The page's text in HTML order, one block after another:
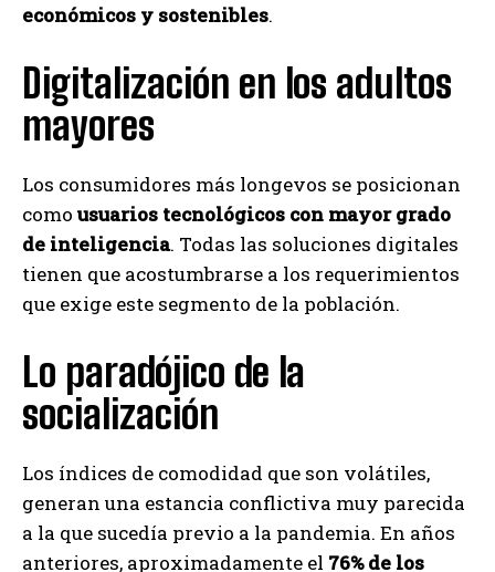
económicos y sostenibles.
Digitalización en los adultos
mayores
Los consumidores más longevos se posicionan
como usuarios tecnológicos con mayor grado
de inteligencia. Todas las soluciones digitales
tienen que acostumbrarse a los requerimientos
que exige este segmento de la población.
Lo paradójico de la
socialización
Los índices de comodidad que son volátiles,
generan una estancia conflictiva muy parecida
a la que sucedía previo a la pandemia. En años
anteriores, aproximadamente el 76% de los